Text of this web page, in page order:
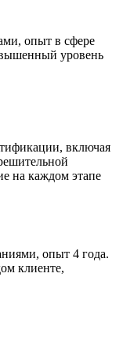
опыт в сфере
уровень
включая
на каждом этапе
опыт 4 года.
клиенте,